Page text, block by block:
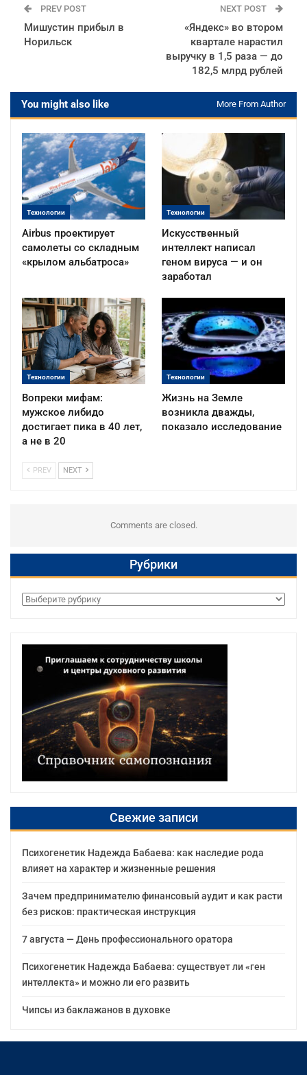
PREV POST
Мишустин прибыл в
Норильск
NEXT POST
«Яндекс» во втором
квартале нарастил
выручку в 1,5 раза — до
182,5 млрд рублей
You might also like More From Author
Технологии
Airbus проектирует
самолеты со складным
«крылом альбатроса»
Технологии
Искусственный
интеллект написал
геном вируса — и он
заработал
Технологии
Вопреки мифам:
мужское либидо
достигает пика в 40 лет,
а не в 20
Технологии
Жизнь на Земле
возникла дважды,
показало исследование
PREV NEXT
Comments are closed.
Рубрики
Рубрики
Свежие записи
Психогенетик Надежда Бабаева: как наследие рода
влияет на характер и жизненные решения
Зачем предпринимателю финансовый аудит и как расти
без рисков: практическая инструкция
7 августа — День профессионального оратора
Психогенетик Надежда Бабаева: существует ли «ген
интеллекта» и можно ли его развить
Чипсы из баклажанов в духовке